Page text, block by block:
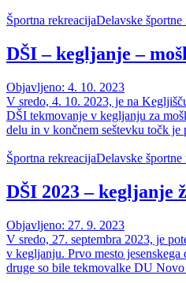
Športna rekreacijaDelavske
DŠI – kegljanje –
Objavljeno: 4. 10. 2023
V sredo, 4. 10. 2023, je na
DŠI tekmovanje v kegljanju za
delu in v končnem seštevku točk
Športna rekreacijaDelavske
DŠI 2023 – kegljanje
Objavljeno: 27. 9. 2023
V sredo, 27. septembra 2023, je
v kegljanju. Prvo mesto
druge so bile tekmovalke DU